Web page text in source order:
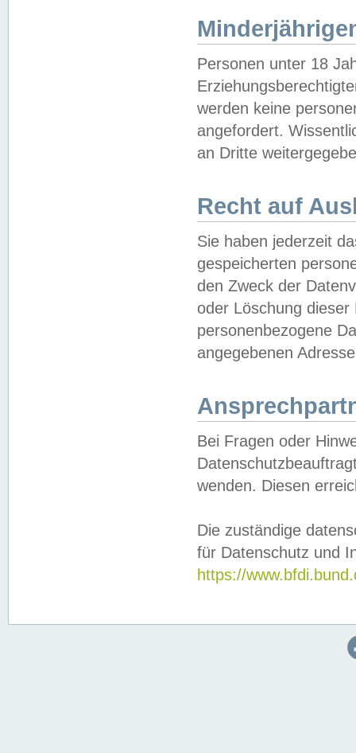
Personen unter 18
werden keine
angefordert.
an Dritte
Recht auf
Sie haben jederzeit
gespeicherten
den Zweck der
oder Löschung
personenbezogene
angegebenen
Bei Fragen oder
wenden. Diesen
Die zuständige
für Datenschutz und
https://